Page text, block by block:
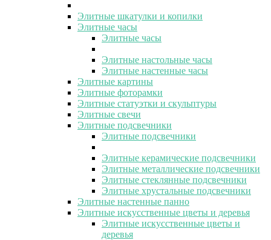
Элитные шкатулки и копилки
Элитные часы
Элитные часы
Элитные настольные часы
Элитные настенные часы
Элитные картины
Элитные фоторамки
Элитные статуэтки и скульптуры
Элитные свечи
Элитные подсвечники
Элитные подсвечники
Элитные керамические подсвечники
Элитные металлические подсвечники
Элитные стеклянные подсвечники
Элитные хрустальные подсвечники
Элитные настенные панно
Элитные искусственные цветы и деревья
Элитные искусственные цветы и
деревья